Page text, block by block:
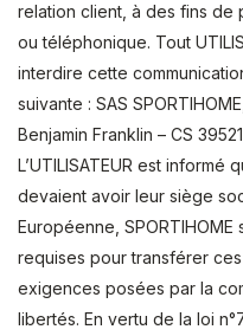
relation client, à des fins de
ou téléphonique. Tout
interdire cette
suivante : SAS
Benjamin Franklin – CS
L’UTILISATEUR est
devaient avoir leur siège
Européenne,
requises pour transférer
exigences posées par la
libertés. En vertu de la loi